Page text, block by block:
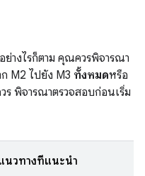
ย่างไรก็ตาม คุณควรพิจารณา
M2 ไปยัง M3 ทั้งหมดหรือ
ร พิจารณาตรวจสอบก่อนเริ่ม
นวทางที่แนะนำ